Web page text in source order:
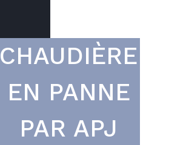
CHAUDIÈRE
EN PANNE
PAR APJ